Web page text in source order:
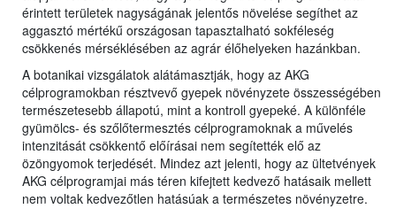
érintett területek nagyságának jelentős növelése segíthet az
aggasztó mértékű országosan tapasztalható sokféleség
csökkenés mérséklésében az agrár élőhelyeken hazánkban.
A botanikai vizsgálatok alátámasztják, hogy az AKG
célprogramokban résztvevő gyepek növényzete összességében
természetesebb állapotú, mint a kontroll gyepeké. A különféle
gyümölcs- és szőlőtermesztés célprogramoknak a művelés
intenzitását csökkentő előírásai nem segítették elő az
özöngyomok terjedését. Mindez azt jelenti, hogy az ültetvények
AKG célprogramjai más téren kifejtett kedvező hatásaik mellett
nem voltak kedvezőtlen hatásúak a természetes növényzetre.